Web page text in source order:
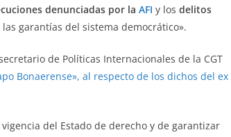
denunciadas por la AFI y los delitos
garantías del sistema democrático».
de Políticas Internacionales de la CGT
Bonaerense», al respecto de los dichos del ex
del Estado de derecho y de garantizar